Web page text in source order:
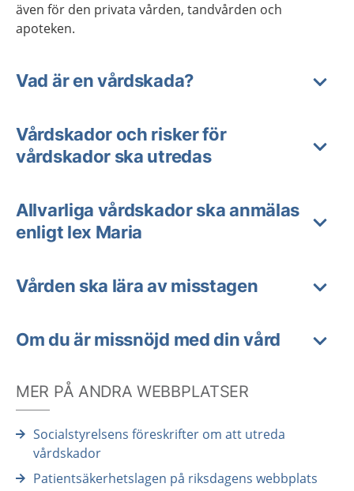
även för den privata vården, tandvården och
apoteken.
Vad är en vårdskada?
Vårdskador och risker för
vårdskador ska utredas
Allvarliga vårdskador ska anmälas
enligt lex Maria
Vården ska lära av misstagen
Om du är missnöjd med din vård
MER PÅ ANDRA WEBBPLATSER
Socialstyrelsens föreskrifter om att utreda
vårdskador
Patientsäkerhetslagen på riksdagens webbplats